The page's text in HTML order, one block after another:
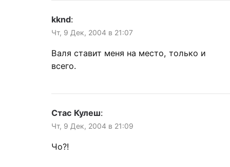
kknd:
Чт, 9 Дек, 2004 в 21:07
Валя ставит меня на место, только и
всего.
Стас Кулеш:
Чт, 9 Дек, 2004 в 21:09
Чо?!